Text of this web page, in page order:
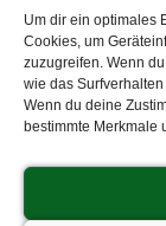
Um dir ein optimales
Cookies, um
zuzugreifen. Wenn
wie das
Wenn du deine
bestimmte Merkmale